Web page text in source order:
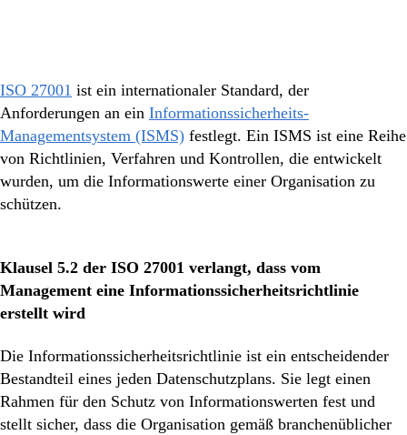
ISO 27001 ist ein internationaler Standard, der
Anforderungen an ein Informationssicherheits-
Managementsystem (ISMS) festlegt. Ein ISMS ist eine Reihe
von Richtlinien, Verfahren und Kontrollen, die entwickelt
wurden, um die Informationswerte einer Organisation zu
schützen.
Klausel 5.2 der ISO 27001 verlangt, dass vom
Management eine Informationssicherheitsrichtlinie
erstellt wird
Die Informationssicherheitsrichtlinie ist ein entscheidender
Bestandteil eines jeden Datenschutzplans. Sie legt einen
Rahmen für den Schutz von Informationswerten fest und
stellt sicher, dass die Organisation gemäß branchenüblicher